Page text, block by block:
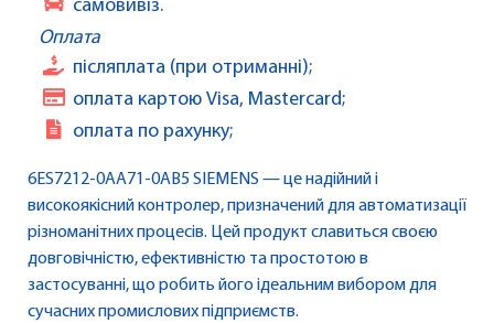
самовивіз.
Оплата
післяплата (при отриманні);
оплата картою Visa, Mastercard;
оплата по рахунку;
6ES7212-0AA71-0AB5 SIEMENS — це надійний і
високоякісний контролер, призначений для автоматизації
різноманітних процесів. Цей продукт славиться своєю
довговічністю, ефективністю та простотою в
застосуванні, що робить його ідеальним вибором для
сучасних промислових підприємств.